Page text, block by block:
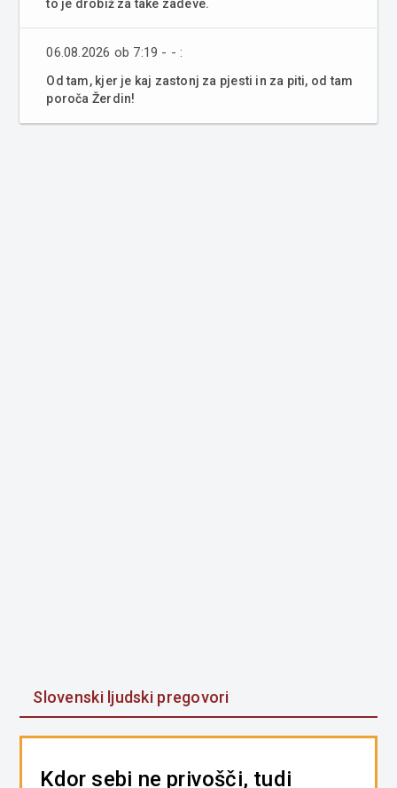
to je drobiž za take zadeve.
06.08.2026 ob 7:19 - - :
Od tam, kjer je kaj zastonj za pjesti in za piti, od tam
poroča Žerdin!
Slovenski ljudski pregovori
Kdor sebi ne privošči, tudi